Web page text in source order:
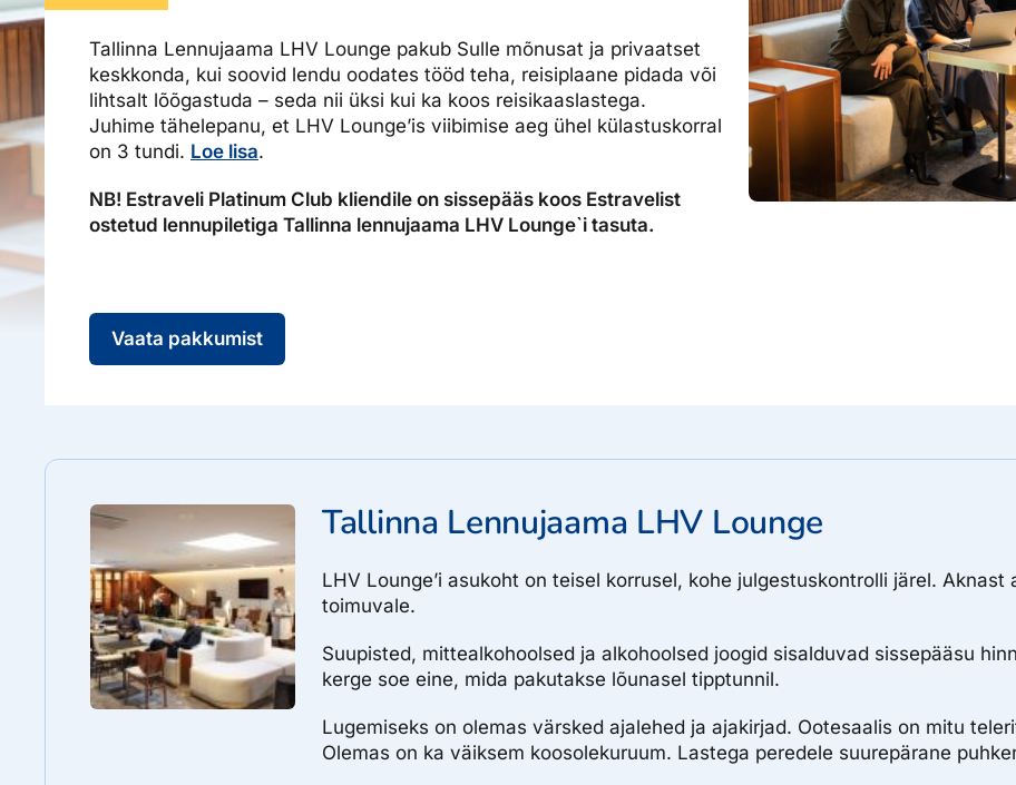
Airalo eSIM
Reisija meelespea
Platinum Club
Püsisoodustused
Boonuspunktid
Ettevõttest, kontaktid, reisikonsultandi teenus, tule tööle, uudised...
Ettevõttest
Kontaktid
Reisikonsultandi teenus
Tule tööle
Tallinna Lennujaama LHV Lounge pakub Sulle mõnusat ja privaatset
keskkonda, kui soovid lendu oodates tööd teha, reisiplaane pidada või
lihtsalt lõõgastuda – seda nii üksi kui ka koos reisikaaslastega.
Juhime tähelepanu, et LHV Lounge’is viibimise aeg ühel külastuskorral
on 3 tundi. Loe lisa.
NB! Estraveli Platinum Club kliendile on sissepääs koos Estravelist
ostetud lennupiletiga Tallinna lennujaama LHV Lounge`i tasuta.
Vaata pakkumist
Tallinna Lennujaama LHV Lounge
LHV Lounge’i asukoht on teisel korrusel, kohe julgestuskontrolli järel.
toimuvale.
Suupisted, mittealkohoolsed ja alkohoolsed joogid sisalduvad sissepääsu
kerge soe eine, mida pakutakse lõunasel tipptunnil.
Lugemiseks on olemas värsked ajalehed ja ajakirjad. Ootesaalis on mitu
Olemas on ka väiksem koosolekuruum. Lastega peredele suurepärane